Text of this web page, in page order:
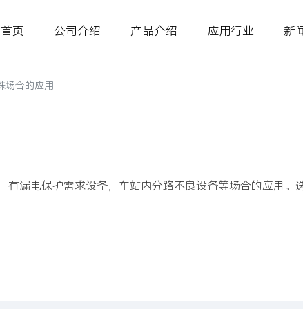
页 公司介绍 产品介绍 应用行业 新
场合的应用
漏电保护需求设备，车站内分路不良设备等场合的应用。